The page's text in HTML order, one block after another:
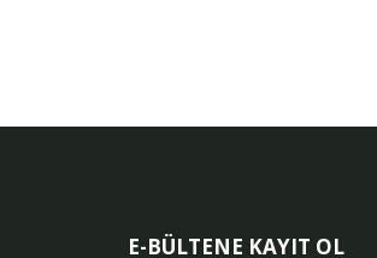
E-BÜLTENE KAYIT OL